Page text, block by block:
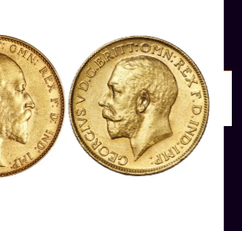
εμείς
€/τεμ.